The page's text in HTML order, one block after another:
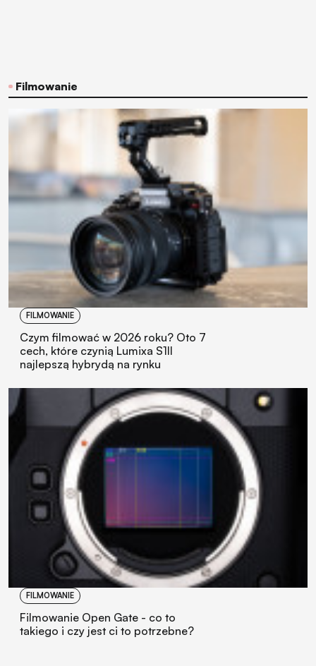
Filmowanie
FILMOWANIE
Czym filmować w 2026 roku? Oto 7
cech, które czynią Lumixa S1II
najlepszą hybrydą na rynku
FILMOWANIE
Filmowanie Open Gate - co to
takiego i czy jest ci to potrzebne?